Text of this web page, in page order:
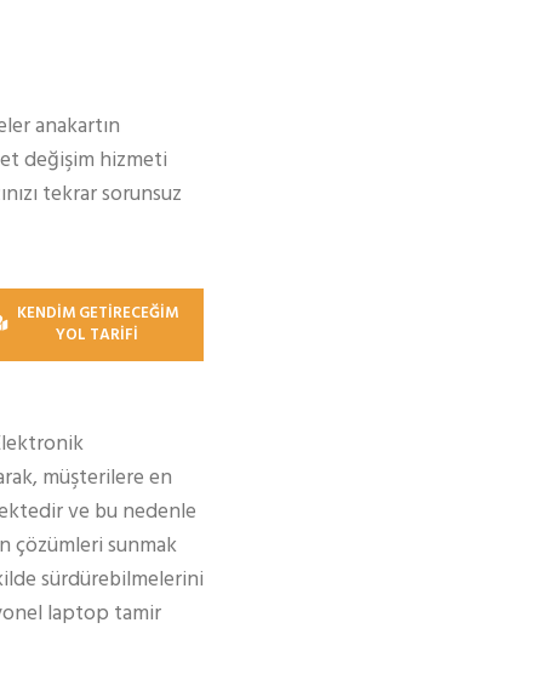
anakartın
değişim hizmeti
tekrar sorunsuz
KENDİM GETİRECEĞİM
YOL TARİFİ
müşterilere en
ve bu nedenle
çözümleri sunmak
sürdürebilmelerini
laptop tamir